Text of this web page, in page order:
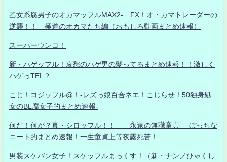
乙女系腐男子のオカマッフルMAX2- FX！オ・カマトレーダーの
逆襲！！ 極道のオカマたち編（おもしろ動画まとめ速報）
スーパーウンコ！
新・ハゲッフル！哀愁のハゲ男の髪ってるまとめ速報！！激しく
ハゲっTEL？
こじ！コジッフル@！-レズっ娘百合ネエ！こじらせ！50独身処
女のBL腐女子的まとめ速報-
何だ！何が？真・シロッフル！！ 永遠の無職童貞- ぼっちな
ニート的まとめ速報！一生童貞上等夜露死苦！
男装スケバン女子！スケッフルまっくす！（新・ナンノひゃくし